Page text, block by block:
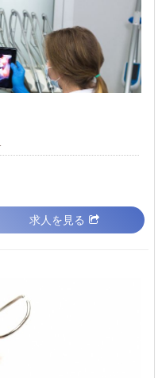
求人を見る